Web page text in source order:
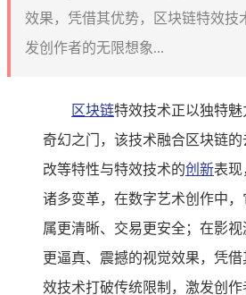
效果，凭借其优势，区块链特效技
发创作者的无限想象...
区块链特效技术正以独特
奇幻之门，该技术融合区块链
改等特性与特效技术的创新表现
诸多变革，在数字艺术创作中
属更清晰、交易更安全；在影
更逼真、震撼的视觉效果，凭
效技术打破传统限制，激发创